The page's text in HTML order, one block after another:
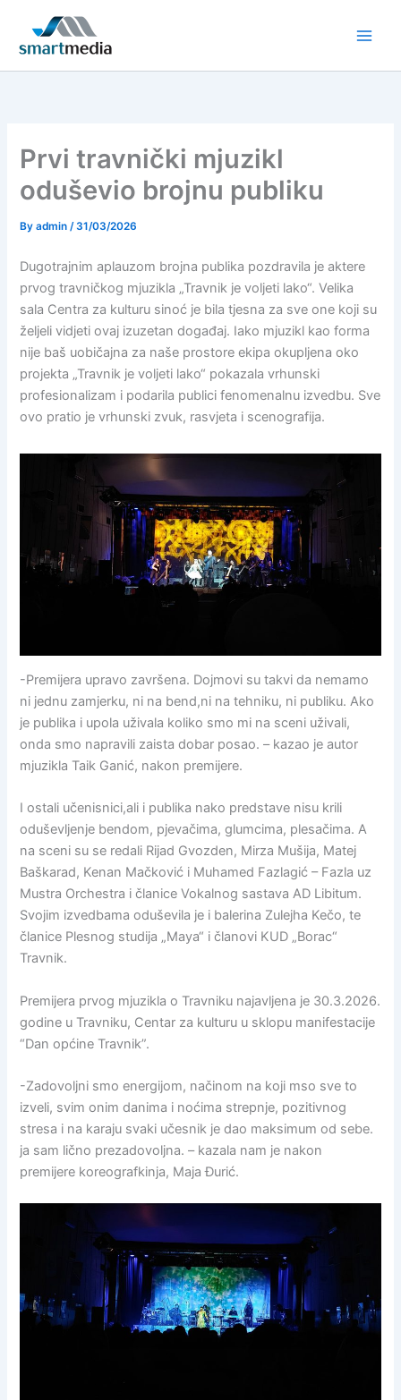
content
Prvi travnički mjuzikl
oduševio brojnu publiku
Byadmin/31/03/2026
Dugotrajnim aplauzom brojna publika pozdravila je aktere
prvog travničkog mjuzikla „Travnik je voljeti lako“. Velika
sala Centra za kulturu sinoć je bila tjesna za sve one koji su
željeli vidjeti ovaj izuzetan događaj. Iako mjuzikl kao forma
nije baš uobičajna za naše prostore ekipa okupljena oko
projekta „Travnik je voljeti lako“ pokazala vrhunski
profesionalizam i podarila publici fenomenalnu izvedbu. Sve
ovo pratio je vrhunski zvuk, rasvjeta i scenografija.
-Premijera upravo završena. Dojmovi su takvi da nemamo
ni jednu zamjerku, ni na bend,ni na tehniku, ni publiku. Ako
je publika i upola uživala koliko smo mi na sceni uživali,
onda smo napravili zaista dobar posao. – kazao je autor
mjuzikla Taik Ganić, nakon premijere.
I ostali učenisnici,ali i publika nako predstave nisu krili
oduševljenje bendom, pjevačima, glumcima, plesačima. A
na sceni su se redali Rijad Gvozden, Mirza Mušija, Matej
Baškarad, Kenan Mačković i Muhamed Fazlagić – Fazla uz
Mustra Orchestra i članice Vokalnog sastava AD Libitum.
Svojim izvedbama oduševila je i balerina Zulejha Kečo, te
članice Plesnog studija „Maya“ i članovi KUD „Borac“
Travnik.
Premijera prvog mjuzikla o Travniku najavljena je 30.3.2026.
godine u Travniku, Centar za kulturu u sklopu manifestacije
“Dan općine Travnik”.
-Zadovoljni smo energijom, načinom na koji mso sve to
izveli, svim onim danima i noćima strepnje, pozitivnog
stresa i na karaju svaki učesnik je dao maksimum od sebe.
ja sam lično prezadovoljna. – kazala nam je nakon
premijere koreografkinja, Maja Đurić.